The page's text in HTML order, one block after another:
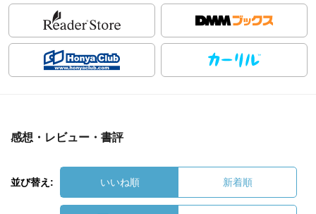
感想・レビュー・書評
並び替え: いいね順 新着順